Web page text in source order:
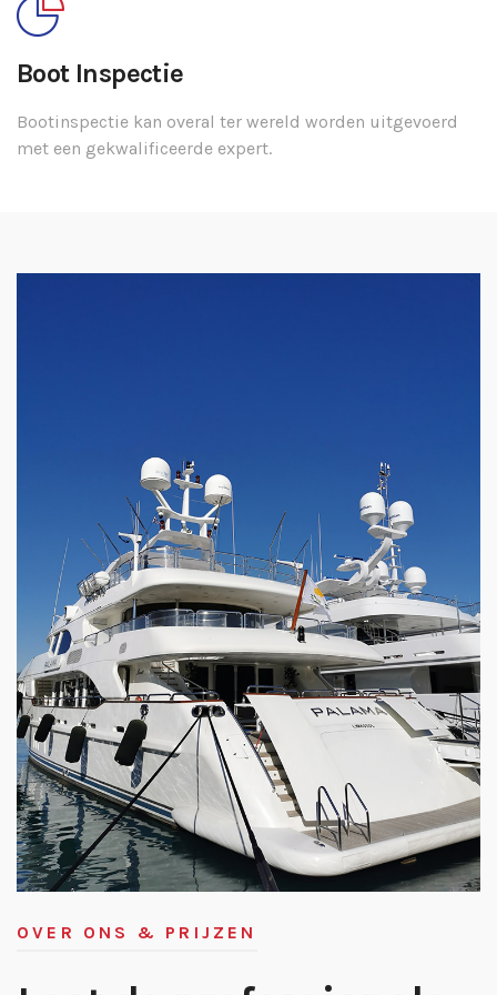
Boot Inspectie
Bootinspectie kan overal ter wereld worden uitgevoerd
met een gekwalificeerde expert.
OVER ONS & PRIJZEN